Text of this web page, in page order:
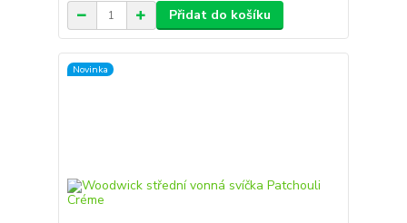
Přidat do košíku
Novinka